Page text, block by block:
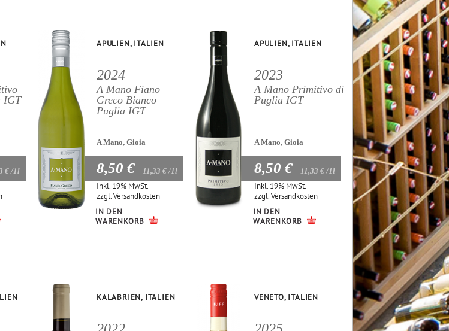
IGT
€ /1l
APULIEN, ITALIEN
2024
A Mano Fiano
Greco Bianco
Puglia IGT
A Mano, Gioia
8,50 € 11,33 € /1l
Inkl. 19% MwSt.
zzgl.Versandkosten
IN DEN
WARENKORB
APULIEN, ITALIEN
2023
A Mano Primitivo di
Puglia IGT
A Mano, Gioia
8,50 € 11,33 € /1l
Inkl. 19% MwSt.
zzgl.Versandkosten
IN DEN
WARENKORB
KALABRIEN, ITALIEN VENETO, ITALIEN